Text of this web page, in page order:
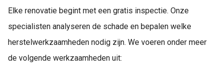
Elke renovatie begint met een gratis inspectie. Onze
specialisten analyseren de schade en bepalen welke
herstelwerkzaamheden nodig zijn. We voeren onder meer
de volgende werkzaamheden uit: